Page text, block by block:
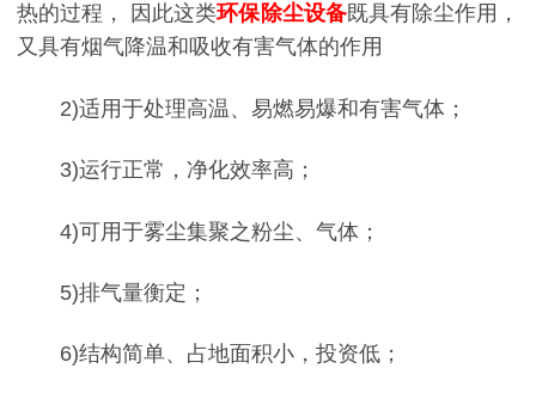
热的过程， 因此这类环保除尘设备既具有除尘作用，
又具有烟气降温和吸收有害气体的作用
2)适用于处理高温、易燃易爆和有害气体；
3)运行正常，净化效率高；
4)可用于雾尘集聚之粉尘、气体；
5)排气量衡定；
6)结构简单、占地面积小，投资低；